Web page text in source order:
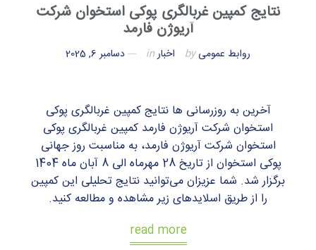
نتایج کمپین غربالگری پوکی استخوان شرکت
آریوژن فارمد
روابط عمومیby اخبارin دسامبر 6, 2025
آخرین به روزرسانی ها نتایج کمپین غربالگری پوکی
استخوان شرکت آریوژن فارمد کمپین غربالگری پوکی
استخوان شرکت آریوژن فارمد، به مناسبت روز جهانی
پوکی استخوان از تاریخ 28 مهرماه الی 8 آبان ماه 1404
برگزار شد. شما عزیزان می‌توانید نتایج تحلیلی این کمپین
را از طریق اسلایدهای زیر مشاهده و مطالعه کنید.
read more